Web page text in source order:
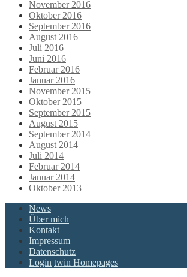
November 2016
Oktober 2016
September 2016
August 2016
Juli 2016
Juni 2016
Februar 2016
Januar 2016
November 2015
Oktober 2015
September 2015
August 2015
September 2014
August 2014
Juli 2014
Februar 2014
Januar 2014
Oktober 2013
News
Über mich
Kontakt
Impressum
Datenschutz
Login twin Homepages